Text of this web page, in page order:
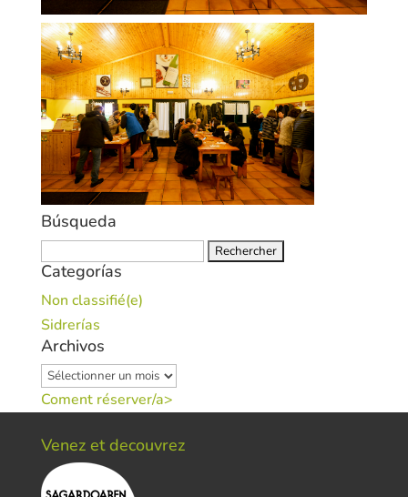
Búsqueda
Categorías
Non classifié(e)
Sidrerías
Archivos
Archivos
Coment réserver/a>
Venez et decouvrez